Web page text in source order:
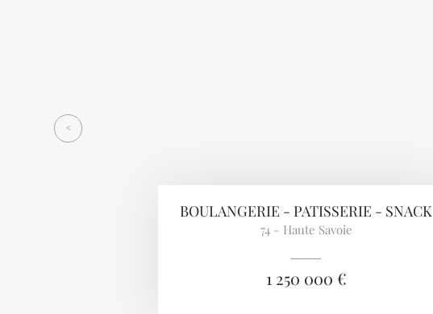
BOULANGERIE - PATISSERIE - SNACK
74 - Haute Savoie
1 250 000 €
<